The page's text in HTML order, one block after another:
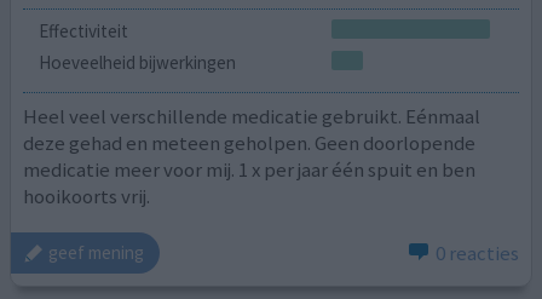
Effectiviteit
Hoeveelheid bijwerkingen
Heel veel verschillende medicatie gebruikt. Eénmaal
deze gehad en meteen geholpen. Geen doorlopende
medicatie meer voor mij. 1 x per jaar één spuit en ben
hooikoorts vrij.
geef mening 0 reacties